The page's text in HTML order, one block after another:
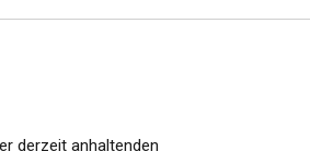
derzeit anhaltenden